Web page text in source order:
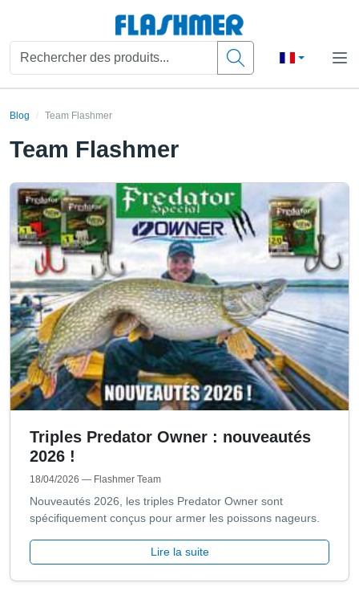
Blog Team Flashmer
Team Flashmer
Triples Predator Owner : nouveautés
2026 !
18/04/2026 — Flashmer Team
Nouveautés 2026, les triples Predator Owner sont
spécifiquement conçus pour armer les poissons nageurs.
Lire la suite